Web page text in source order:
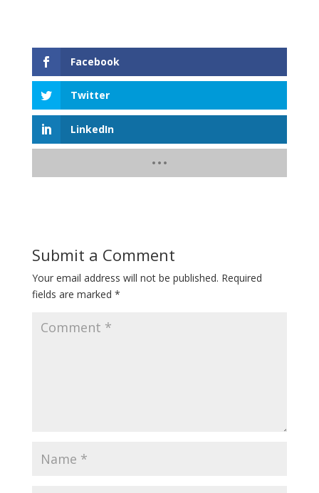
Facebook
Twitter
LinkedIn
Submit a Comment
Your email address will not be published. Required
fields are marked *